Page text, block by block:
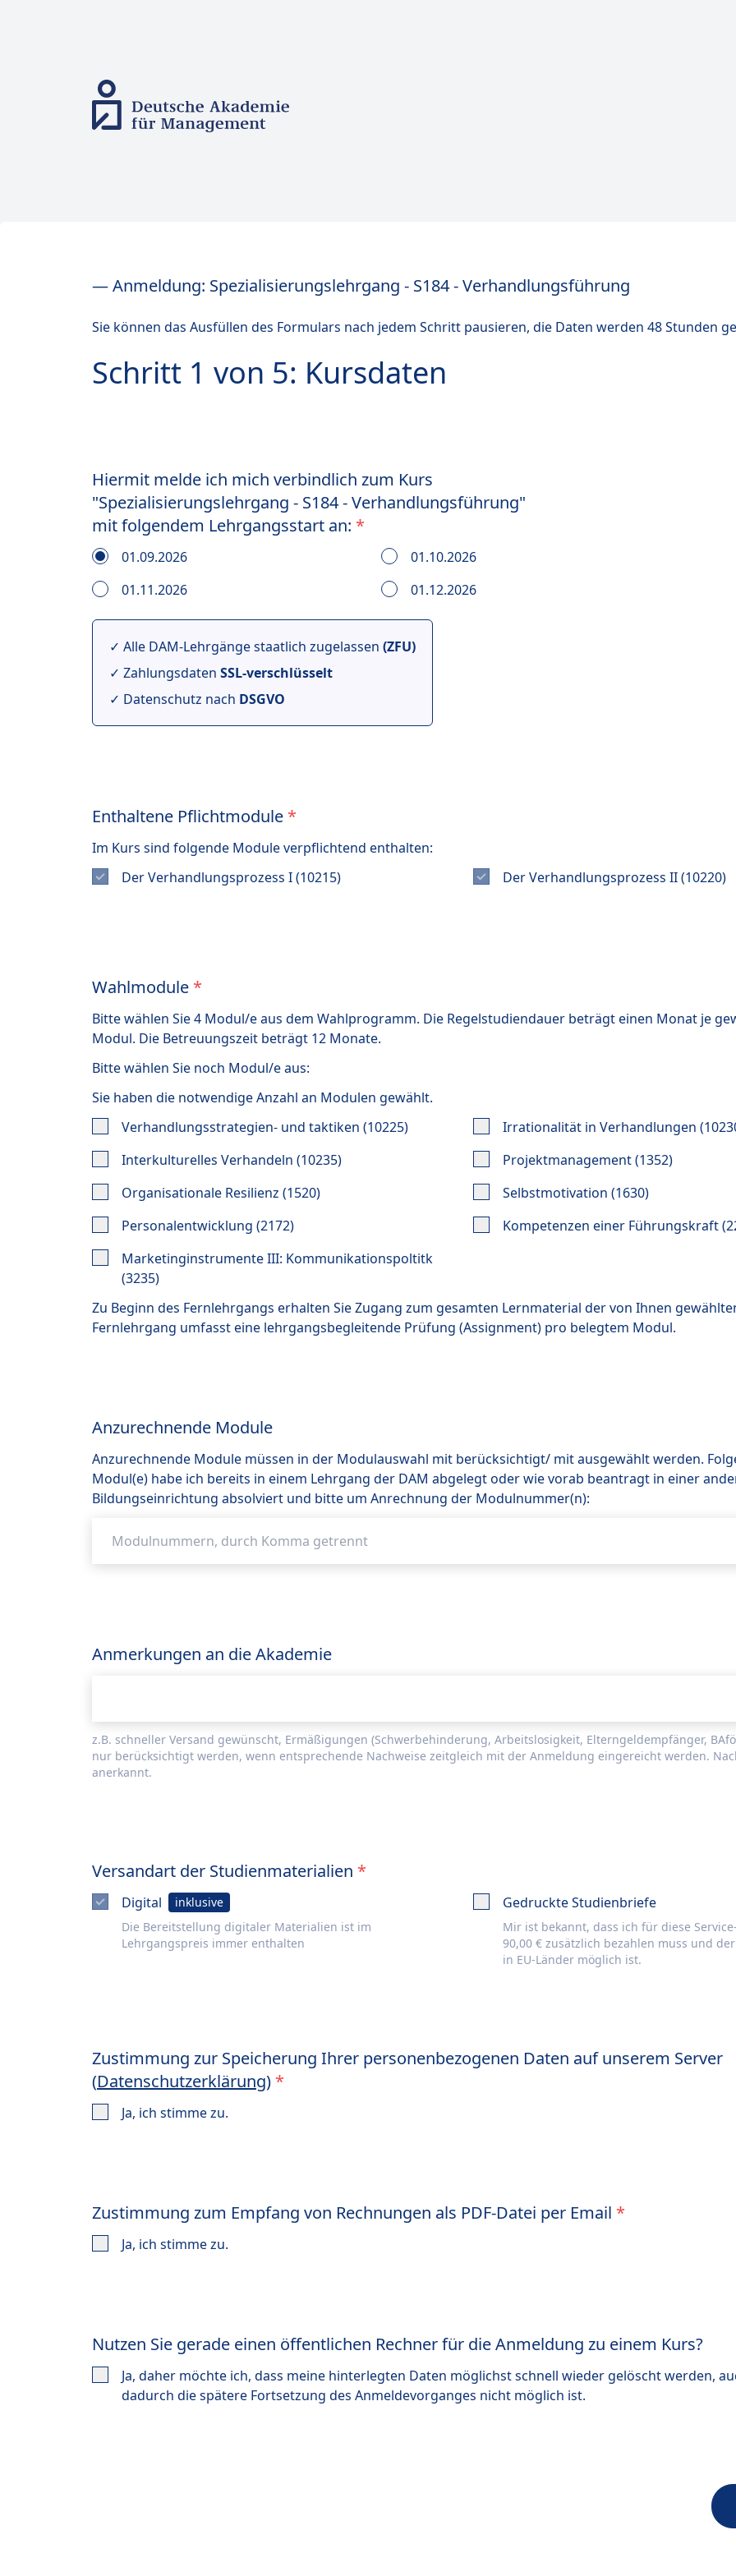
— Anmeldung: Spezialisierungslehrgang - S184 - Verhandlungsführung
Sie können das Ausfüllen des Formulars nach jedem Schritt pausieren, die Daten werden 48 Stunden
Schritt 1 von 5: Kursdaten
Hiermit melde ich mich verbindlich zum Kurs
"Spezialisierungslehrgang - S184 - Verhandlungsführung"
mit folgendem Lehrgangsstart an: *
01.09.2026
01.10.2026
01.11.2026
01.12.2026
✓ Alle DAM-Lehrgänge staatlich zugelassen (ZFU)
✓ Zahlungsdaten SSL-verschlüsselt
✓ Datenschutz nach DSGVO
Enthaltene Pflichtmodule *
Im Kurs sind folgende Module verpflichtend enthalten:
Der Verhandlungsprozess I (10215)
Der Verhandlungsprozess II (10220)
Wahlmodule *
Bitte wählen Sie 4 Modul/e aus dem Wahlprogramm. Die Regelstudiendauer beträgt einen Monat je
Modul. Die Betreuungszeit beträgt 12 Monate.
Bitte wählen Sie noch Modul/e aus:
Sie haben die notwendige Anzahl an Modulen gewählt.
Verhandlungsstrategien- und taktiken (10225)
Irrationalität in Verhandlungen
Interkulturelles Verhandeln (10235)
Projektmanagement (1352)
Organisationale Resilienz (1520)
Selbstmotivation (1630)
Personalentwicklung (2172)
Kompetenzen einer Führungskraft
Marketinginstrumente III: Kommunikationspoltitk
(3235)
Zu Beginn des Fernlehrgangs erhalten Sie Zugang zum gesamten Lernmaterial der von Ihnen
Fernlehrgang umfasst eine lehrgangsbegleitende Prüfung (Assignment) pro belegtem Modul.
Anzurechnende Module
Anzurechnende Module müssen in der Modulauswahl mit berücksichtigt/ mit ausgewählt werden.
Modul(e) habe ich bereits in einem Lehrgang der DAM abgelegt oder wie vorab beantragt in einer
Bildungseinrichtung absolviert und bitte um Anrechnung der Modulnummer(n):
Anmerkungen an die Akademie
z.B. schneller Versand gewünscht, Ermäßigungen (Schwerbehinderung, Arbeitslosigkeit, Elterngeldempfänger,
nur berücksichtigt werden, wenn entsprechende Nachweise zeitgleich mit der Anmeldung eingereicht werden.
anerkannt.
Versandart der Studienmaterialien *
Digital
inklusive
Die Bereitstellung digitaler Materialien ist im
Lehrgangspreis immer enthalten
Gedruckte Studienbriefe
Mir ist bekannt, dass ich für diese
90,00 € zusätzlich bezahlen muss und
in EU-Länder möglich ist.
Zustimmung zur Speicherung Ihrer personenbezogenen Daten auf unserem Server
(Datenschutzerklärung) *
Ja, ich stimme zu.
Zustimmung zum Empfang von Rechnungen als PDF-Datei per Email *
Ja, ich stimme zu.
Nutzen Sie gerade einen öffentlichen Rechner für die Anmeldung zu einem Kurs?
Ja, daher möchte ich, dass meine hinterlegten Daten möglichst schnell wieder gelöscht werden,
dadurch die spätere Fortsetzung des Anmeldevorganges nicht möglich ist.